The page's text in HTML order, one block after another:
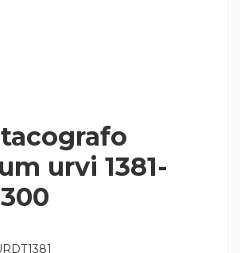
urvi 1381-